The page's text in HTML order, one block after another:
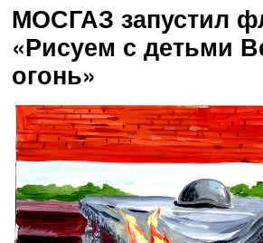
МОСГАЗ запустил
«Рисуем с детьми
огонь»